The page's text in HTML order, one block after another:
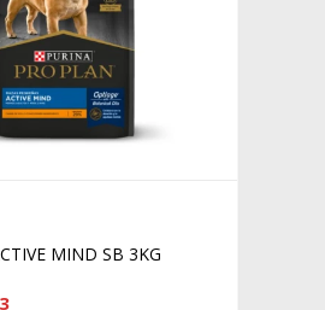
MIND SB 3KG